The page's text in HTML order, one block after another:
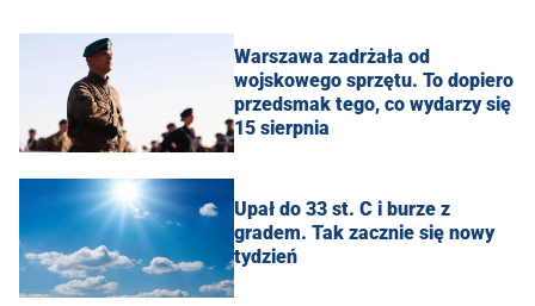
Warszawa zadrżała od
wojskowego sprzętu. To dopiero
przedsmak tego, co wydarzy się
15 sierpnia
Upał do 33 st. C i burze z
gradem. Tak zacznie się nowy
tydzień